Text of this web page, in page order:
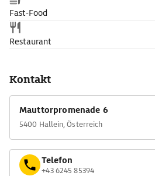
Fast-Food
Restaurant
Kontakt
Mauttorpromenade 6
5400 Hallein, Österreich
Telefon
+43 6245 85394